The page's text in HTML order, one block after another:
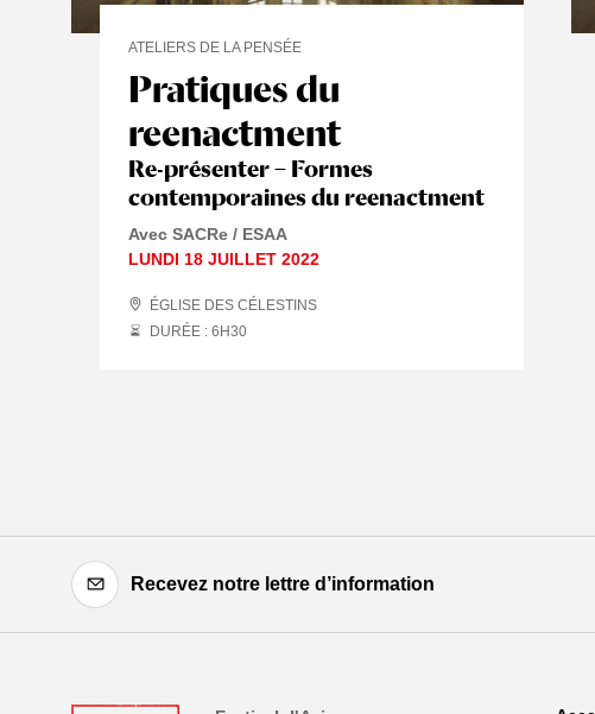
Pratiques du
reenactment
Re-présenter – Formes
contemporaines du reenactment
ATELIERS DE LA PENSÉE
Avec SACRe / ESAA
LUNDI 18 JUILLET 2022
ÉGLISE DES CÉLESTINS
DURÉE : 6H30
Recevez notre lettre d’information